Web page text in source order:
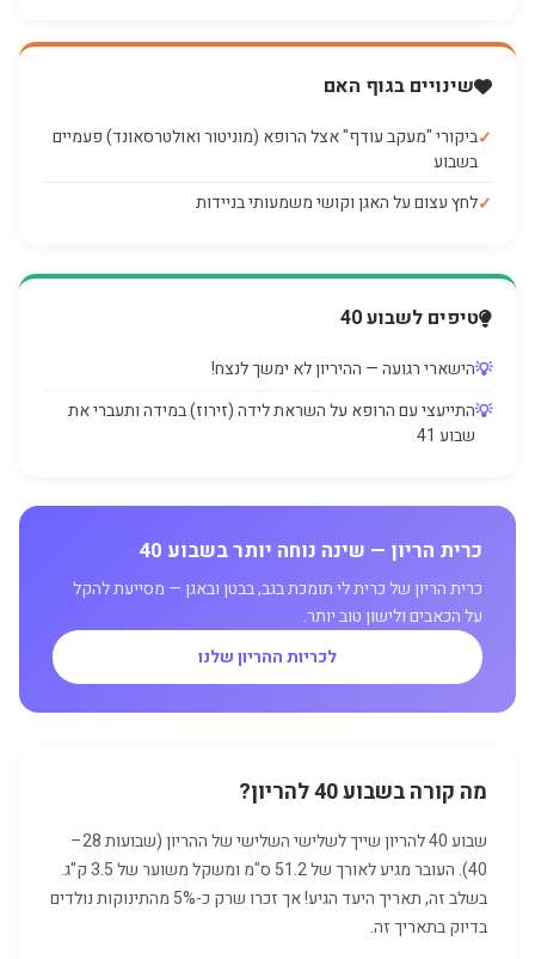
שינויים בגוף האם
ביקורי "מעקב עודף" אצל הרופא (מוניטור ואולטרסאונד) פעמיים
בשבוע
לחץ עצום על האגן וקושי משמעותי בניידות
טיפים לשבוע 40
הישארי רגועה — ההיריון לא ימשך לנצח!
התייעצי עם הרופא על השראת לידה (זירוז) במידה ותעברי את
שבוע 41
כרית הריון — שינה נוחה יותר בשבוע 40
כרית הריון של כרית לי תומכת בגב, בבטן ובאגן — מסייעת להקל
על הכאבים ולישון טוב יותר.
לכריות ההריון שלנו
מה קורה בשבוע 40 להריון?
שבוע 40 להריון שייך לשלישי השלישי של ההריון (שבועות 28–
40). העובר מגיע לאורך של 51.2 ס"מ ומשקל משוער של 3.5 ק"ג.
בשלב זה, תאריך היעד הגיע! אך זכרו שרק כ-5% מהתינוקות נולדים
בדיוק בתאריך זה.